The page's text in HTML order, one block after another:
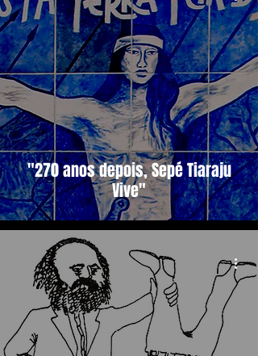
"270 anos depois, Sepé Tiaraju
Vive"